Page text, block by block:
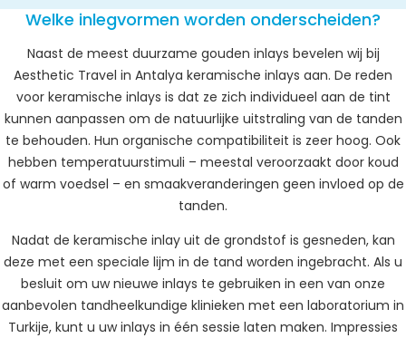
Welke inlegvormen worden onderscheiden?
Naast de meest duurzame gouden inlays bevelen wij bij
Aesthetic Travel in Antalya keramische inlays aan. De reden
voor keramische inlays is dat ze zich individueel aan de tint
kunnen aanpassen om de natuurlijke uitstraling van de tanden
te behouden. Hun organische compatibiliteit is zeer hoog. Ook
hebben temperatuurstimuli – meestal veroorzaakt door koud
of warm voedsel – en smaakveranderingen geen invloed op de
tanden.
Nadat de keramische inlay uit de grondstof is gesneden, kan
deze met een speciale lijm in de tand worden ingebracht. Als u
besluit om uw nieuwe inlays te gebruiken in een van onze
aanbevolen tandheelkundige klinieken met een laboratorium in
Turkije, kunt u uw inlays in één sessie laten maken. Impressies